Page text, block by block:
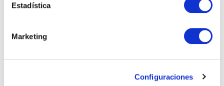
Estadística
Marketing
Configuraciones